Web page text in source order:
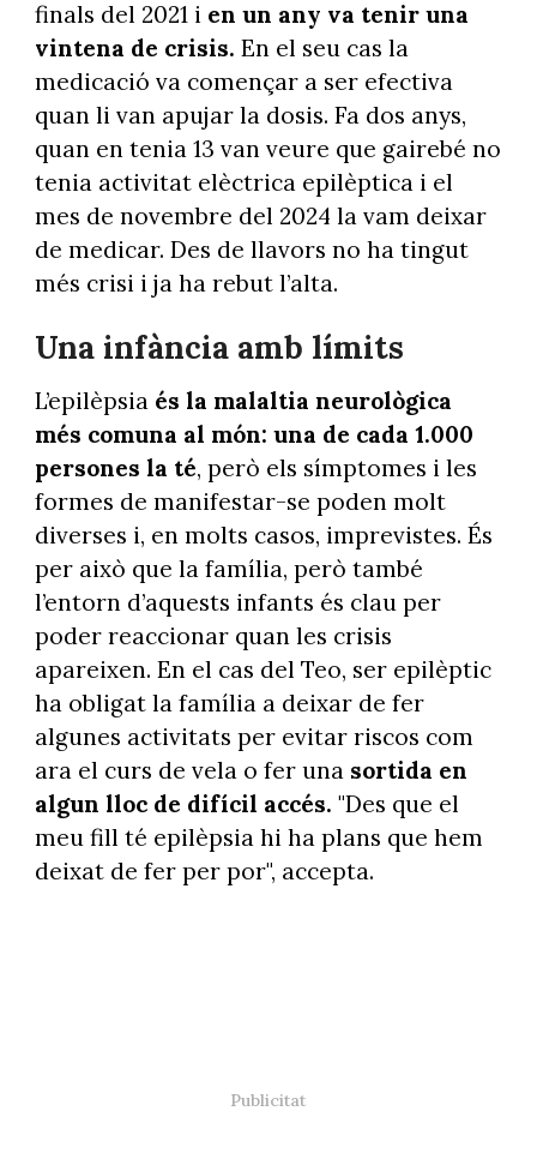
finals del 2021 i en un any va tenir una
vintena de crisis. En el seu cas la
medicació va començar a ser efectiva
quan li van apujar la dosis. Fa dos anys,
quan en tenia 13 van veure que gairebé no
tenia activitat elèctrica epilèptica i el
mes de novembre del 2024 la vam deixar
de medicar. Des de llavors no ha tingut
més crisi i ja ha rebut l’alta.
Una infància amb límits
L’epilèpsia és la malaltia neurològica
més comuna al món: una de cada 1.000
persones la té, però els símptomes i les
formes de manifestar-se poden molt
diverses i, en molts casos, imprevistes. És
per això que la família, però també
l’entorn d’aquests infants és clau per
poder reaccionar quan les crisis
apareixen. En el cas del Teo, ser epilèptic
ha obligat la família a deixar de fer
algunes activitats per evitar riscos com
ara el curs de vela o fer una sortida en
algun lloc de difícil accés. "Des que el
meu fill té epilèpsia hi ha plans que hem
deixat de fer per por", accepta.